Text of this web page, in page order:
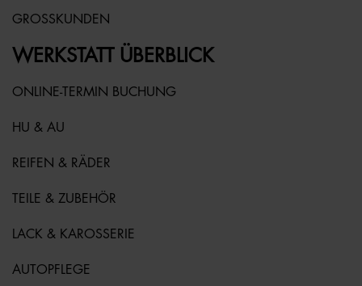
GROSSKUNDEN
WERKSTATT ÜBERBLICK
ONLINE-TERMIN BUCHUNG
HU & AU
REIFEN & RÄDER
TEILE & ZUBEHÖR
LACK & KAROSSERIE
AUTOPFLEGE